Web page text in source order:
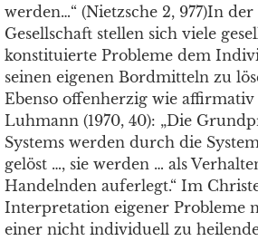
werden…“ (Nietzsche 2, 977)In
Gesellschaft stellen sich viele
konstituierte Probleme dem
seinen eigenen Bordmitteln zu
Ebenso offenherzig wie affirmativ
Luhmann (1970, 40): „Die
Systems werden durch die
gelöst …, sie werden … als
Handelnden auferlegt.“ Im
Interpretation eigener Probleme
einer nicht individuell zu